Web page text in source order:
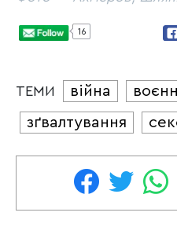
16
ТЕМИ війна
зґвалтування